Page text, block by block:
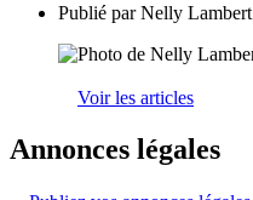
Publié parNelly Lambert
Voir les articles
Annonces légales